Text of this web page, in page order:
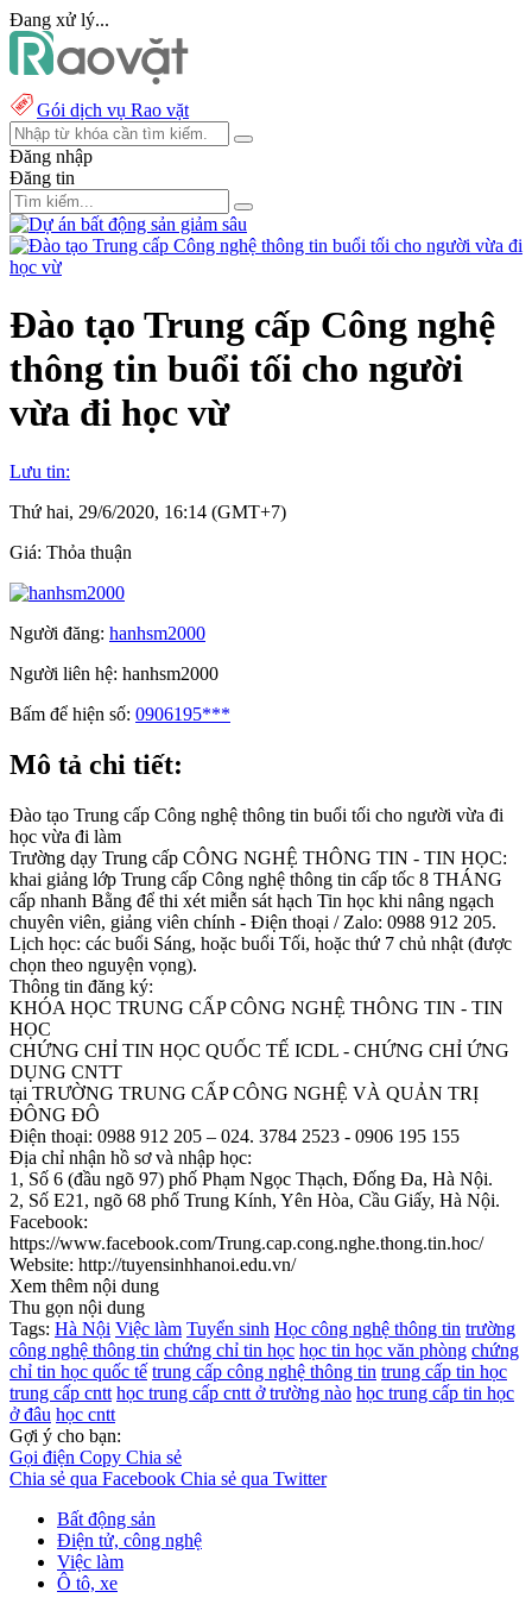
Đang xử lý...
Gói dịch vụ Rao vặt
Đăng nhập
Đăng tin
Đào tạo Trung cấp Công nghệ
thông tin buổi tối cho người
vừa đi học vừ
Lưu tin:
Thứ hai, 29/6/2020, 16:14 (GMT+7)
Giá: Thỏa thuận
Người đăng: hanhsm2000
Người liên hệ: hanhsm2000
Bấm để hiện số: 0906195***
Mô tả chi tiết:
Đào tạo Trung cấp Công nghệ thông tin buổi tối cho người vừa đi
học vừa đi làm
Trường dạy Trung cấp CÔNG NGHỆ THÔNG TIN - TIN HỌC:
khai giảng lớp Trung cấp Công nghệ thông tin cấp tốc 8 THÁNG
cấp nhanh Bằng để thi xét miễn sát hạch Tin học khi nâng ngạch
chuyên viên, giảng viên chính - Điện thoại / Zalo: 0988 912 205.
Lịch học: các buổi Sáng, hoặc buổi Tối, hoặc thứ 7 chủ nhật (được
chọn theo nguyện vọng).
Thông tin đăng ký:
KHÓA HỌC TRUNG CẤP CÔNG NGHỆ THÔNG TIN - TIN
HỌC
CHỨNG CHỈ TIN HỌC QUỐC TẾ ICDL - CHỨNG CHỈ ỨNG
DỤNG CNTT
tại TRƯỜNG TRUNG CẤP CÔNG NGHỆ VÀ QUẢN TRỊ
ĐÔNG ĐÔ
Điện thoại: 0988 912 205 – 024. 3784 2523 - 0906 195 155
Địa chỉ nhận hồ sơ và nhập học:
1, Số 6 (đầu ngõ 97) phố Phạm Ngọc Thạch, Đống Đa, Hà Nội.
2, Số E21, ngõ 68 phố Trung Kính, Yên Hòa, Cầu Giấy, Hà Nội.
Facebook:
https://www.facebook.com/Trung.cap.cong.nghe.thong.tin.hoc/
Website: http://tuyensinhhanoi.edu.vn/
Xem thêm nội dung
Thu gọn nội dung
Tags: Hà Nội Việc làm Tuyển sinh Học công nghệ thông tin trường
công nghệ thông tin chứng chỉ tin học học tin học văn phòng chứng
chỉ tin học quốc tế trung cấp công nghệ thông tin trung cấp tin học
trung cấp cntt học trung cấp cntt ở trường nào học trung cấp tin học
ở đâu học cntt
Gợi ý cho bạn:
Gọi điện Copy Chia sẻ
Chia sẻ qua Facebook Chia sẻ qua Twitter
Bất động sản
Điện tử, công nghệ
Việc làm
Ô tô, xe